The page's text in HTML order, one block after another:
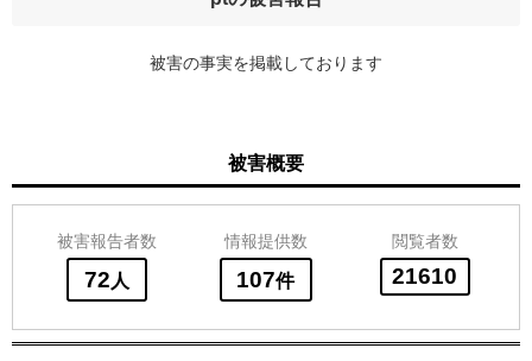
被害の事実を掲載しております
被害概要
被害報告者数
72 人
情報提供数
107件
閲覧者数
21610